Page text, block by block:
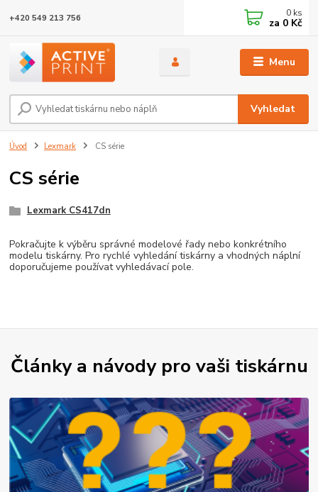
Menu
Vyhledat
+420 549 213 756 0 ks
za 0 Kč
Úvod Lexmark CS série
CS série
Lexmark CS417dn
Pokračujte k výběru správné modelové řady nebo konkrétního
modelu tiskárny. Pro rychlé vyhledání tiskárny a vhodných náplní
doporučujeme používat vyhledávací pole.
Články a návody pro vaši tiskárnu